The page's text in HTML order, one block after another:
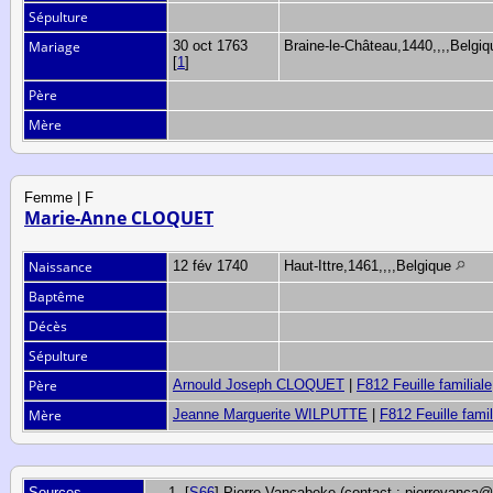
Sépulture
Mariage
30 oct 1763
[1]
Braine-le-
Père
Mère
Femme | F
Marie-Anne CLOQUET
Naissance 12 fév 1740 Haut-Ittre,1461,,,,Belgique
Baptême
Décès
Sépulture
Père
Arnould Joseph CLOQUET F812 Feuille familiale
Mère Jeanne Marguerite WILPUTTE F812 Feuille